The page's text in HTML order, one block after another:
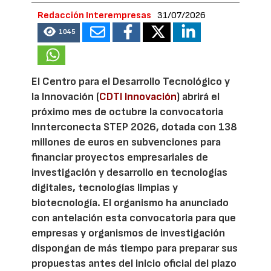
Redacción Interempresas 31/07/2026
1045
El Centro para el Desarrollo Tecnológico y
la Innovación (CDTI Innovación) abrirá el
próximo mes de octubre la convocatoria
Innterconecta STEP 2026, dotada con 138
millones de euros en subvenciones para
financiar proyectos empresariales de
investigación y desarrollo en tecnologías
digitales, tecnologías limpias y
biotecnología. El organismo ha anunciado
con antelación esta convocatoria para que
empresas y organismos de investigación
dispongan de más tiempo para preparar sus
propuestas antes del inicio oficial del plazo